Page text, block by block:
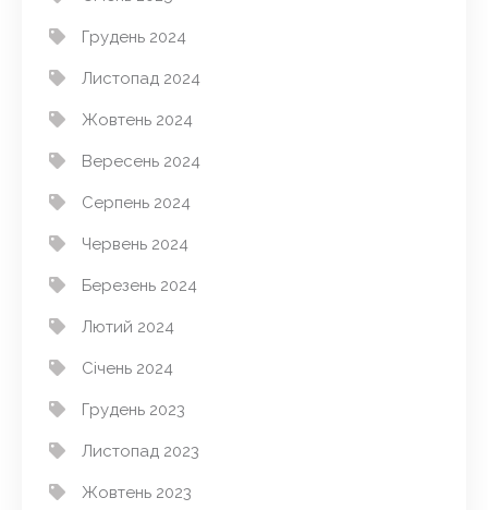
Грудень 2024
Листопад 2024
Жовтень 2024
Вересень 2024
Серпень 2024
Червень 2024
Березень 2024
Лютий 2024
Січень 2024
Грудень 2023
Листопад 2023
Жовтень 2023